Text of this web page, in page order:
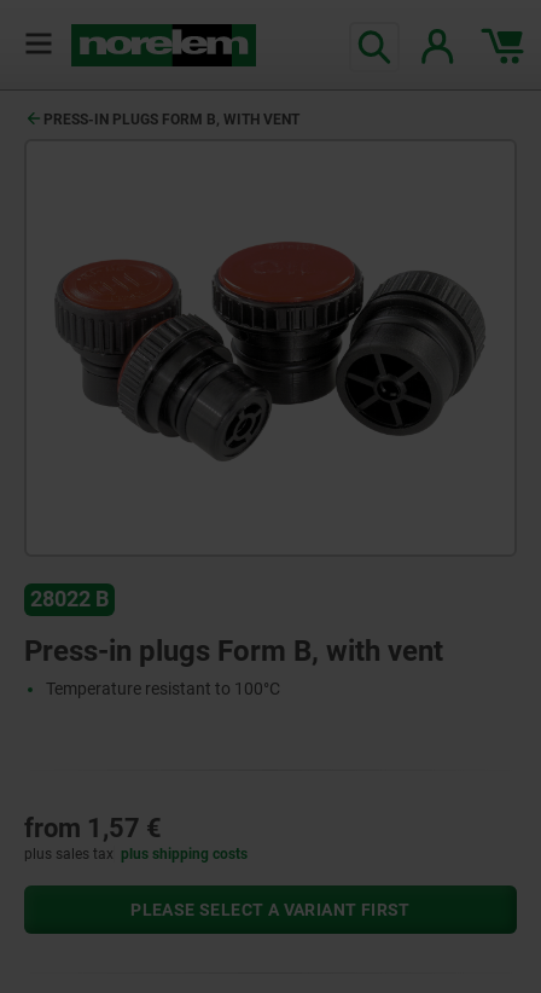
PRESS-IN PLUGS FORM B, WITH VENT
28022 B
Press-in plugs Form B, with vent
Temperature resistant to 100°C
from 1,57 €
plus sales tax plus shipping costs
PLEASE SELECT A VARIANT FIRST